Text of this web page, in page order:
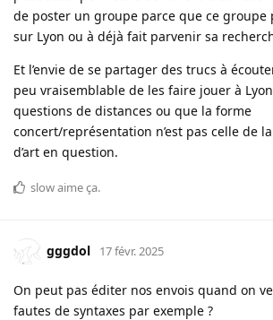
de poster un groupe parce que ce
sur Lyon ou à déjà fait parvenir sa
Et l’envie de se partager des trucs à
peu vraisemblable de les faire jouer à
questions de distances ou que la forme
concert/représentation n’est pas celle de
d’art en question.
slowaime ça.
gggdol 17 févr. 2025
On peut pas éditer nos envois quand on
fautes de syntaxes par exemple ?